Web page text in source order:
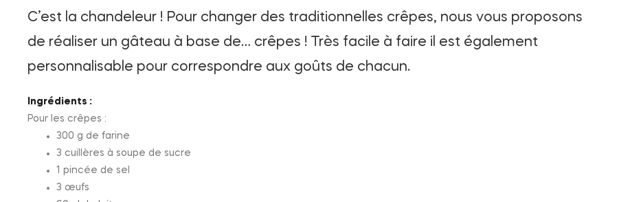
C’est la chandeleur ! Pour changer des traditionnelles crêpes, nous vous proposons
de réaliser un gâteau à base de… crêpes ! Très facile à faire il est également
personnalisable pour correspondre aux goûts de chacun.
Ingrédients :
Pour les crêpes :
300 g de farine
3 cuillères à soupe de sucre
1 pincée de sel
3 œufs